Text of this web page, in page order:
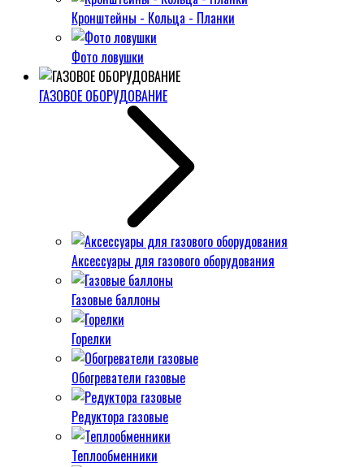
Кронштейны - Кольца - Планки
Фото ловушки
ГАЗОВОЕ ОБОРУДОВАНИЕ
Аксессуары для газового оборудования
Газовые баллоны
Горелки
Обогреватели газовые
Редуктора газовые
Теплообменники